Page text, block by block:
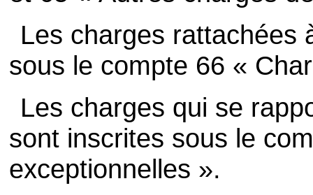
Les charges rattachées
sous le compte 66 «
Les charges qui se
sont inscrites sous le
exceptionnelles ».